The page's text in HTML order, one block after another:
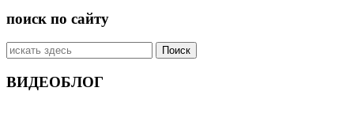
поиск по сайту
Искать:
ВИДЕОБЛОГ